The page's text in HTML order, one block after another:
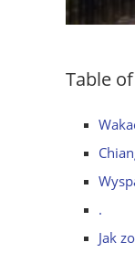
Table
.
Jak